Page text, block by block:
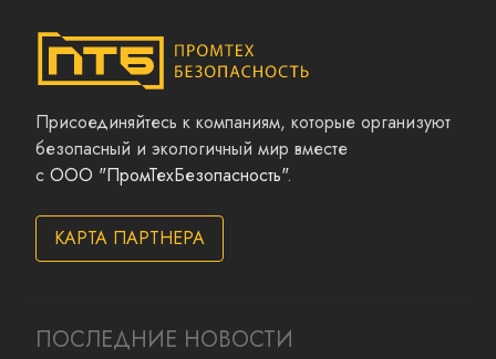
Присоединяйтесь к компаниям, которые организуют
безопасный и экологичный мир вместе
с ООО "ПромТехБезопасность".
КАРТА ПАРТНЕРА
ПОСЛЕДНИЕ НОВОСТИ